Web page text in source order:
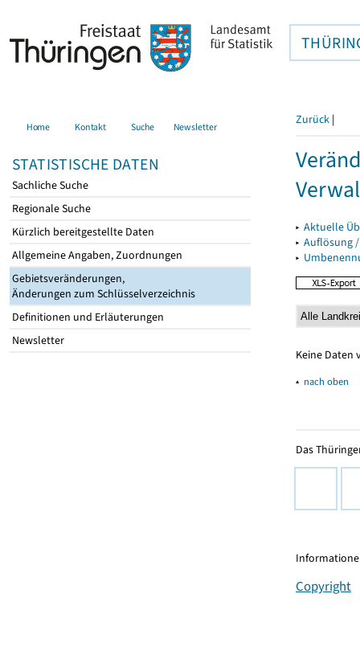
Home Kontakt Suche Newsletter
STATISTISCHE DATEN
Sachliche Suche
Regionale Suche
Kürzlich bereitgestellte Daten
Allgemeine Angaben, Zuordnungen
Gebietsveränderungen,
Änderungen zum Schlüsselverzeichnis
Definitionen und Erläuterungen
Newsletter
Zurück |
▸ Aktuelle
▸ Auflösung
▸
Keine Daten
▴ nach oben
Das
Copyright